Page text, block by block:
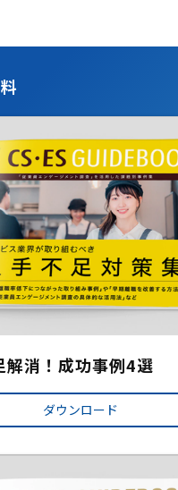
解消！成功事例4選
ダウンロード